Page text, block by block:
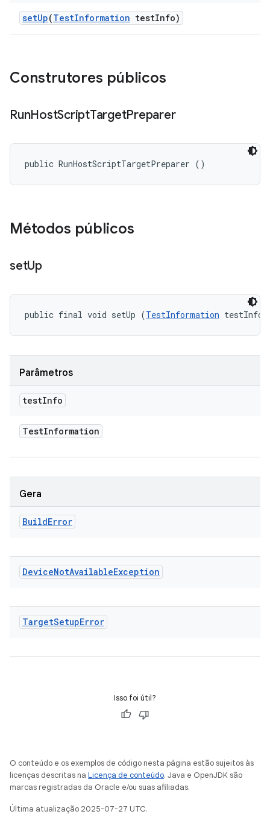
setUp(TestInformation testInfo)
Construtores públicos
RunHostScriptTargetPreparer
public RunHostScriptTargetPreparer ()
Métodos públicos
setUp
public final void setUp (TestInformation testInfo)
Parâmetros
testInfo
TestInformation
Gera
BuildError
DeviceNotAvailableException
TargetSetupError
Isso foi útil?
O conteúdo e os exemplos de código nesta página estão sujeitos às
licenças descritas na Licença de conteúdo. Java e OpenJDK são
marcas registradas da Oracle e/ou suas afiliadas.
Última atualização 2025-07-27 UTC.